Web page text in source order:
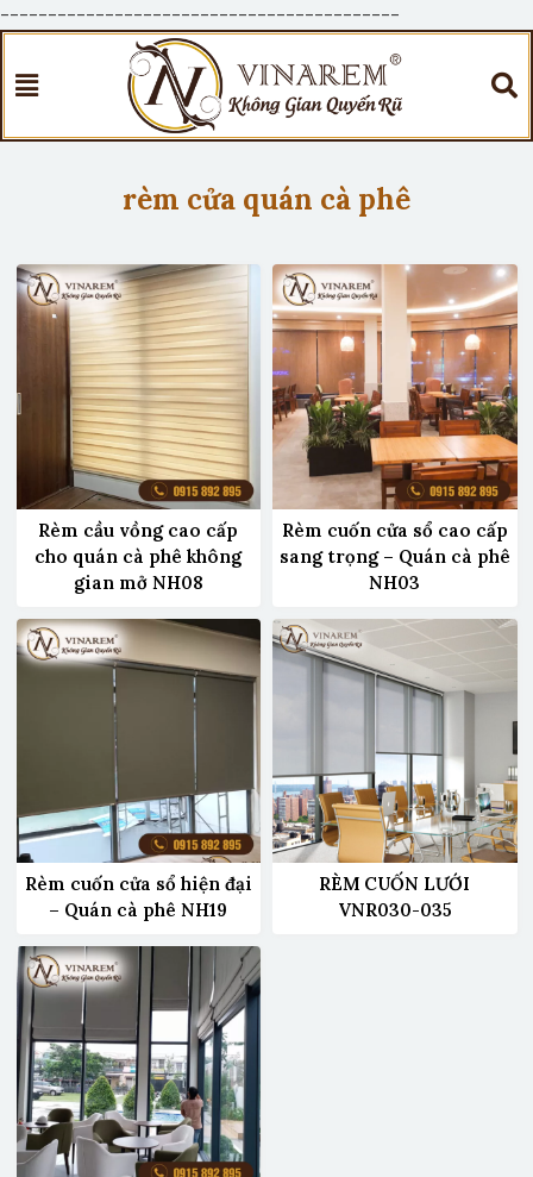
------------------------------------------
rèm cửa quán cà phê
Rèm cầu vồng cao cấp
cho quán cà phê không
gian mở NH08
Rèm cuốn cửa sổ cao cấp
sang trọng – Quán cà phê
NH03
Rèm cuốn cửa sổ hiện đại
– Quán cà phê NH19
RÈM CUỐN LƯỚI
VNR030-035